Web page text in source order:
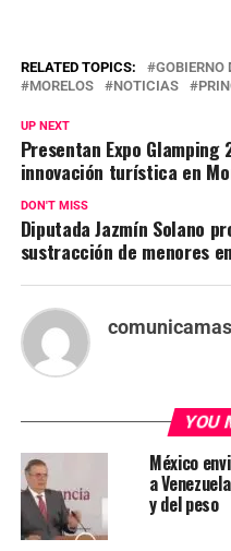
RELATED TOPICS: GOBIERNO
MORELOS
NOTICIAS
UP NEXT
Presentan Expo
innovación turística en
DON'T MISS
Diputada Jazmín Solano
sustracción de menores
YOU
México
a
y del peso